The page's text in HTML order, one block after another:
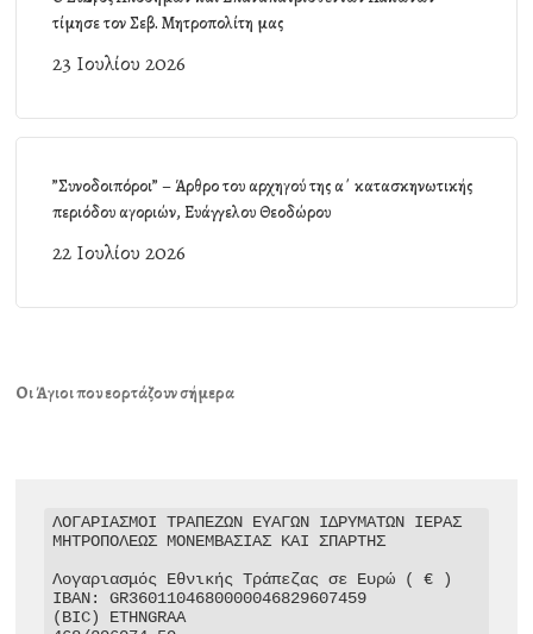
τίμησε τον Σεβ. Μητροπολίτη μας
23 Ιουλίου 2026
”Συνοδοιπόροι” – Άρθρο του αρχηγού της α΄ κατασκηνωτικής
περιόδου αγοριών, Ευάγγελου Θεοδώρου
22 Ιουλίου 2026
Οι Άγιοι που εορτάζουν σήμερα
ΛΟΓΑΡΙΑΣΜΟΙ ΤΡΑΠΕΖΩΝ ΕΥΑΓΩΝ ΙΔΡΥΜΑΤΩΝ ΙΕΡΑΣ
ΜΗΤΡΟΠΟΛΕΩΣ ΜΟΝΕΜΒΑΣΙΑΣ ΚΑΙ ΣΠΑΡΤΗΣ
Λογαριασμός Εθνικής Τράπεζας σε Ευρώ ( € )
IBAN: GR3601104680000046829607459
(BIC) ETHNGRAA